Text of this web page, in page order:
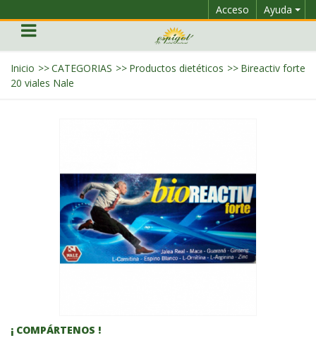
Ayuda
Acceso
Inicio >>CATEGORIAS >> Productos dietéticos >> Bireactiv forte
20 viales Nale
¡ COMPÁRTENOS !